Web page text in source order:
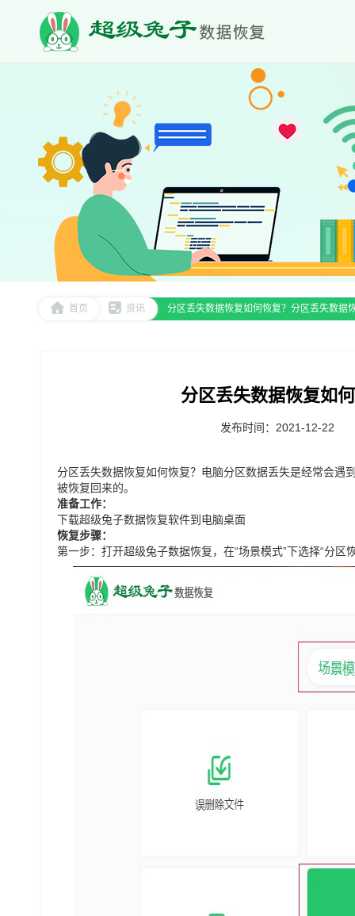
首页 资讯 分区丢失数据恢复如何恢复？分区丢失数据
分区丢失数据恢复如
发布时间：2021-12-22
分区丢失数据恢复如何恢复？电脑分区数据丢失是经常会遇
被恢复回来的。
准备工作：
下载超级兔子数据恢复软件到电脑桌面
恢复步骤：
第一步：打开超级兔子数据恢复，在“场景模式”下选择“分区